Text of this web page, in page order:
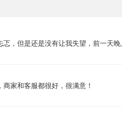
，但是还是没有让我失望，前一天
家和客服都很好，很满意！